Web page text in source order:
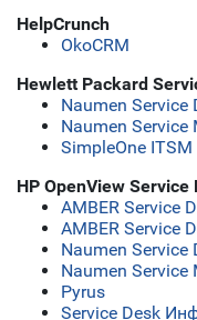
HelpCrunch
OkoCRM
Hewlett Packard
Naumen Service
Naumen
SimpleOne ITSM
HP OpenView Service
AMBER Service
AMBER Service
Naumen Service
Naumen
Pyrus
Service Desk